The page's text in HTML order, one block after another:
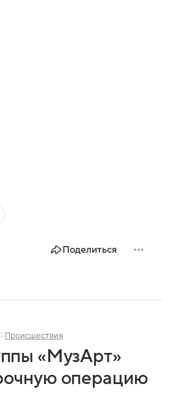
Поделиться
Происшествия
«МузАрт»
операцию